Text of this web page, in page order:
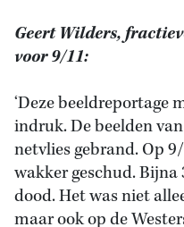
Geert Wilders,
voor 9/11:
‘Deze beeldreportage
indruk. De beelden
netvlies gebrand. Op
wakker geschud. Bijna
dood. Het was niet
maar ook op de